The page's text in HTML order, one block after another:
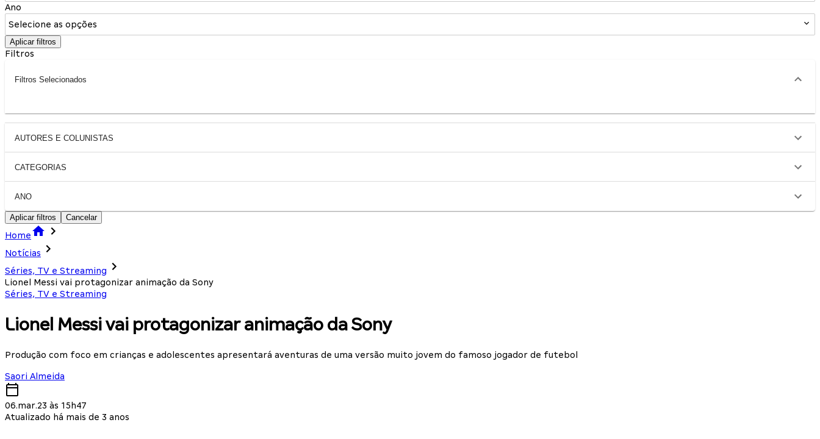
Ano
Selecione as opções
Aplicar filtros
Filtros
Filtros Selecionados
AUTORES E COLUNISTAS
CATEGORIAS
ANO
Aplicar filtros Cancelar
Home
Notícias
Séries, TV e Streaming
Lionel Messi vai protagonizar animação da Sony
Séries, TV e Streaming
Lionel Messi vai protagonizar animação da Sony
Produção com foco em crianças e adolescentes apresentará aventuras de uma versão muito jovem do famoso jogador de futebol
Saori Almeida
06.mar.23 às 15h47
Atualizado há mais de 3 anos